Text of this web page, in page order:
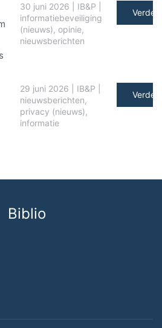
30 juni 2026 IB&P
informatiebeveiliging
(nieuws), opinie,
nieuwsberichten
Verder
29 juni 2026 IB&P
nieuwsberichten,
privacy (nieuws),
informatie
Verder
Biblio